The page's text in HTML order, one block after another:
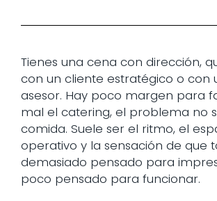
Tienes una cena con dirección,
con un cliente estratégico o con
asesor. Hay poco margen para
mal el catering, el problema no
comida. Suele ser el ritmo, el
operativo y la sensación de que
demasiado pensado para
poco pensado para funcionar.